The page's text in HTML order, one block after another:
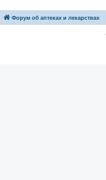
Форум об аптеках и лекарствах